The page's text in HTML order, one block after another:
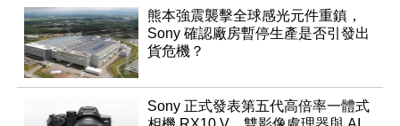
熊本強震襲擊全球感光元件重鎮，
Sony 確認廠房暫停生產是否引發出
貨危機？
Sony 正式發表第五代高倍率一體式